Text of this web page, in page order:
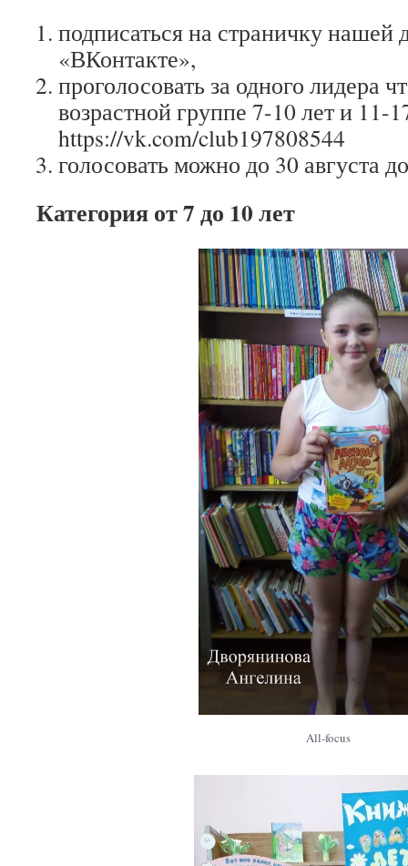
подписаться на страничку нашей
«ВКонтакте»,
проголосовать за одного лидера
возрастной группе 7-10 лет и 11-
https://vk.com/club197808544
голосовать можно до 30 августа
Категория от 7 до 10 лет
All-focus